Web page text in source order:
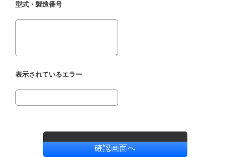
型式・製造番号
表示されているエラー
確認画面へ